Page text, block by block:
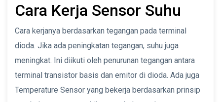
Cara Kerja Sensor Suhu
Cara kerjanya berdasarkan tegangan pada terminal
dioda. Jika ada peningkatan tegangan, suhu juga
meningkat. Ini diikuti oleh penurunan tegangan antara
terminal transistor basis dan emitor di dioda. Ada juga
Temperature Sensor yang bekerja berdasarkan prinsip